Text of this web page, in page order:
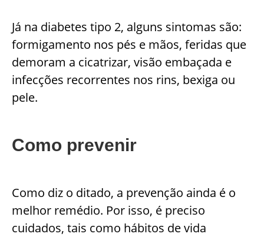
Já na diabetes tipo 2, alguns sintomas são:
formigamento nos pés e mãos, feridas que
demoram a cicatrizar, visão embaçada e
infecções recorrentes nos rins, bexiga ou
pele.
Como prevenir
Como diz o ditado, a prevenção ainda é o
melhor remédio. Por isso, é preciso
cuidados, tais como hábitos de vida